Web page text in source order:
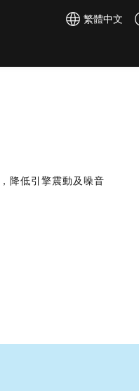
繁體中文
降低引擎震動及噪音